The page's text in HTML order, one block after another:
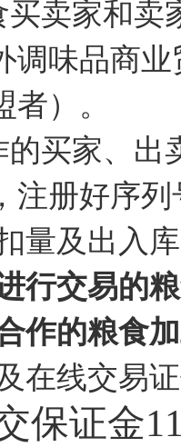
买卖家和
调味品商
者）。
的买家、出
注册好序
量及出入
行交易的
作的粮食
在线交易
保证金